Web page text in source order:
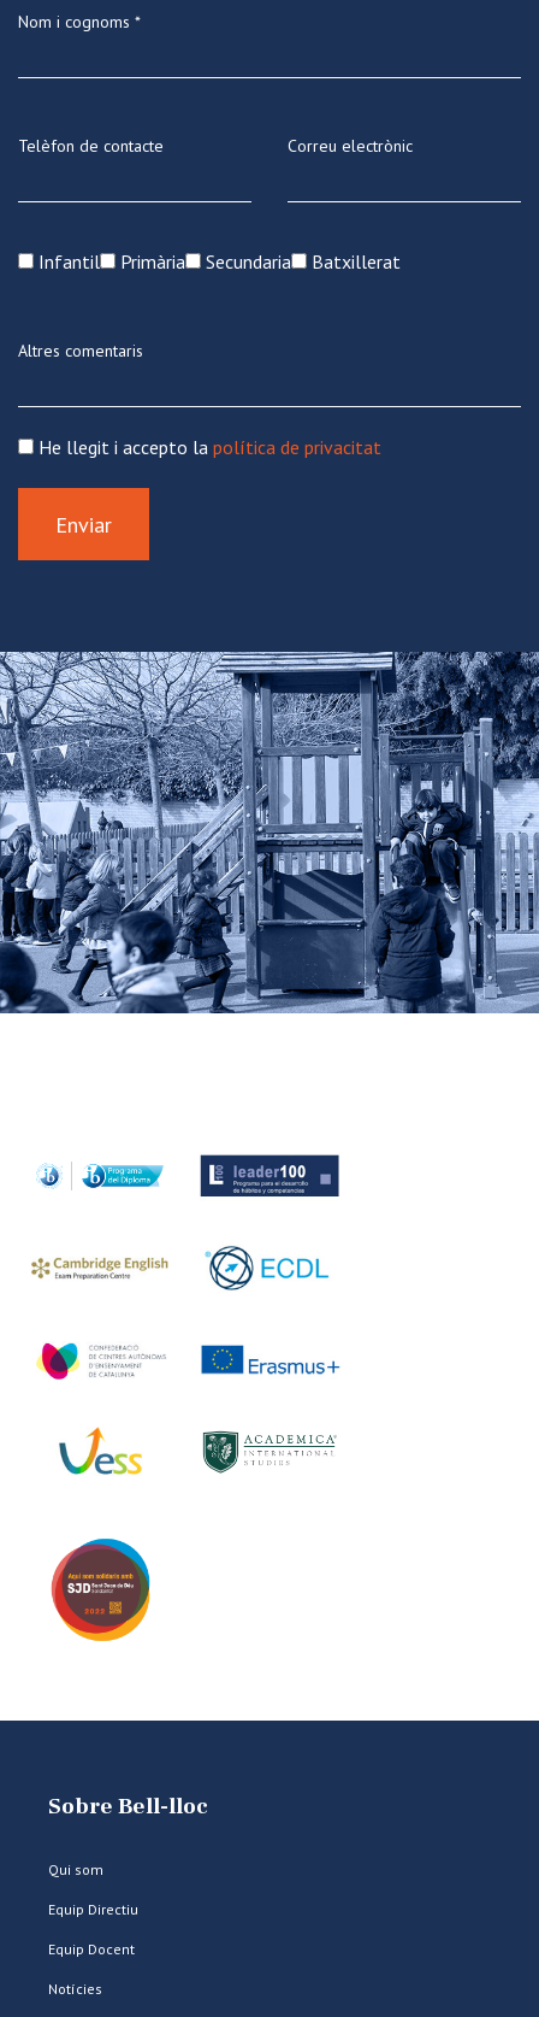
Nom i cognoms *
Telèfon de contacte Correu electrònic
Infantil Primària Secundaria Batxillerat
Altres comentaris
He llegit i accepto la política de privacitat
Sobre Bell-lloc
Qui som
Equip Directiu
Equip Docent
Notícies